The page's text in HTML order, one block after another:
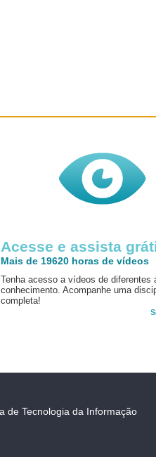
Acesse e assista
Mais de 19620 horas de vídeos
Tenha acesso a vídeos de diferentes
conhecimento. Acompanhe uma
completa!
de Tecnologia da Informação